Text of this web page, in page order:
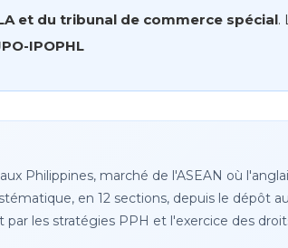
et du tribunal de commerce spécial.
IPOPHL
Philippines, marché de l'ASEAN où
en 12 sections, depuis le dépôt
les stratégies PPH et l'exercice des